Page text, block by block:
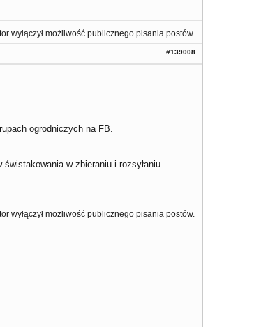
wyłączył możliwość publicznego pisania postów.
#139008
ogrodniczych na FB.
w zbieraniu i rozsyłaniu
wyłączył możliwość publicznego pisania postów.